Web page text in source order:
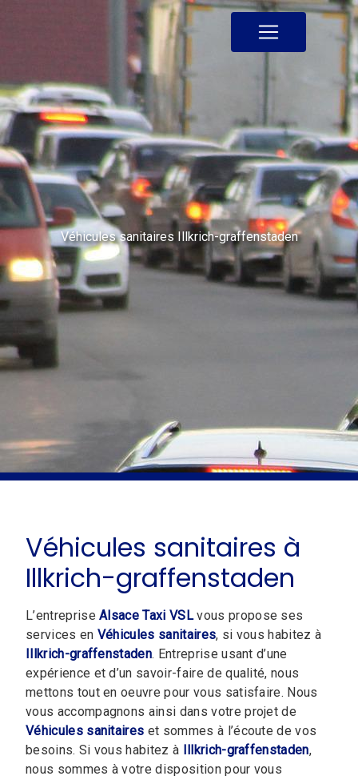
Véhicules sanitaires Illkrich-graffenstaden
Véhicules sanitaires à
Illkrich-graffenstaden
L’entrepriseAlsace Taxi VSLvous propose ses
services en Véhicules sanitaires, si vous habitez à
Illkrich-graffenstaden. Entreprise usant d’une
expérience et d’un savoir-faire de qualité, nous
mettons tout en oeuvre pour vous satisfaire. Nous
vous accompagnons ainsi dans votre projet de
Véhicules sanitaires et sommes à l’écoute de vos
besoins. Si vous habitez à Illkrich-graffenstaden,
nous sommes à votre disposition pour vous
Panneau de gestion des cookies